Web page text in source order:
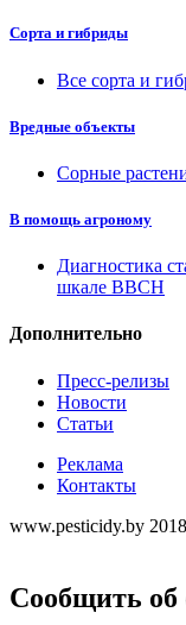
Сорта и гибриды
Все сорта и
Вредные объекты
Сорные
В помощь агроному
Диагностика
шкале ВВСН
Дополнительно
Пресс-релизы
Новости
Статьи
Реклама
Контакты
www.pesticidy.by
Сообщить об